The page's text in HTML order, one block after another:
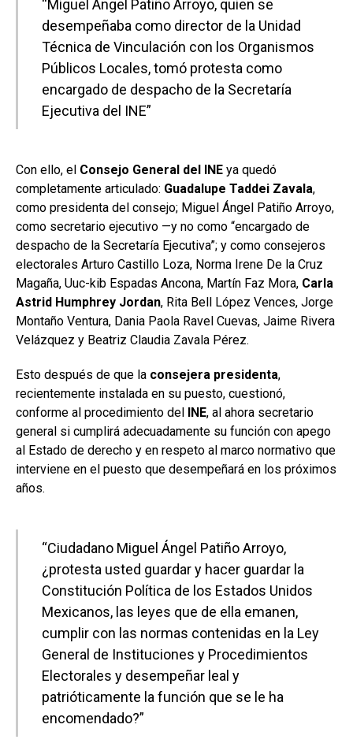
“Miguel Ángel Patiño Arroyo, quien se
desempeñaba como director de la Unidad
Técnica de Vinculación con los Organismos
Públicos Locales, tomó protesta como
encargado de despacho de la Secretaría
Ejecutiva del INE”
Con ello, el Consejo General del INE ya quedó
completamente articulado: Guadalupe Taddei Zavala,
como presidenta del consejo; Miguel Ángel Patiño Arroyo,
como secretario ejecutivo —y no como “encargado de
despacho de la Secretaría Ejecutiva”; y como consejeros
electorales Arturo Castillo Loza, Norma Irene De la Cruz
Magaña, Uuc-kib Espadas Ancona, Martín Faz Mora, Carla
Astrid Humphrey Jordan, Rita Bell López Vences, Jorge
Montaño Ventura, Dania Paola Ravel Cuevas, Jaime Rivera
Velázquez y Beatriz Claudia Zavala Pérez.
Esto después de que la consejera presidenta,
recientemente instalada en su puesto, cuestionó,
conforme al procedimiento del
INE, al ahora secretario
general si cumplirá adecuadamente su función con apego
al Estado de derecho y en respeto al marco normativo que
interviene en el puesto que desempeñará en los próximos
años.
“Ciudadano Miguel Ángel Patiño Arroyo,
¿protesta usted guardar y hacer guardar la
Constitución Política de los Estados Unidos
Mexicanos, las leyes que de ella emanen,
cumplir con las normas contenidas en la Ley
General de Instituciones y Procedimientos
Electorales y desempeñar leal y
patrióticamente la función que se le ha
encomendado?”